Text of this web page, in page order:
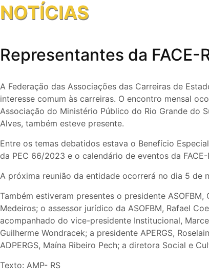
NOTÍCIAS
Representantes da FACE-
A Federação das Associações das Carreiras de
interesse comum às carreiras. O encontro mensal
Associação do Ministério Público do Rio Grande do
Alves, também esteve presente.
Entre os temas debatidos estava o Benefício
da PEC 66/2023 e o calendário de eventos da
A próxima reunião da entidade ocorrerá no dia 5 de
Também estiveram presentes o presidente
Medeiros; o assessor jurídico da ASOFBM, Rafael
acompanhado do vice-presidente Institucional,
Guilherme Wondracek; a presidente APERGS,
ADPERGS, Maína Ribeiro Pech; a diretora Social e
Texto: AMP- RS